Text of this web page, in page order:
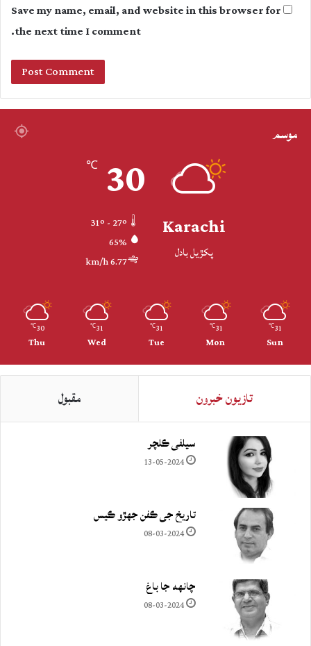
Save my name, email, and website in this browser for
the next time I comment.
موسم
Karachi
پکڙيل بادل
30
℃
65%
6.77 km/h
31
℃
Sun
31
℃
Mon
31
℃
Tue
31
℃
Wed
30
℃
Thu
تازيون خبرون مقبول
سيلفي ڪلچر
13-05-2024
تاريخ جي ڪفن جھڙو ڪيس
08-03-2024
چانهه جا باغ
08-03-2024